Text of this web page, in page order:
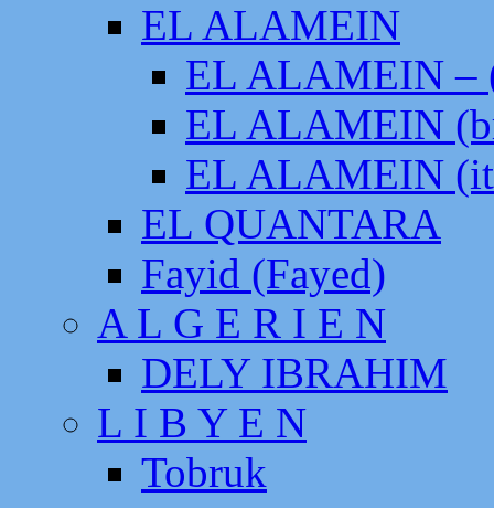
EL ALAMEIN
EL ALAMEIN –
EL ALAMEIN
EL ALAMEIN
EL QUANTARA
Fayid (Fayed)
A L G E R I E N
DELY IBRAHIM
L I B Y E N
Tobruk